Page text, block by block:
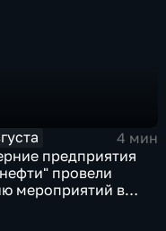
4 мин
предприятия
провели
мероприятий в